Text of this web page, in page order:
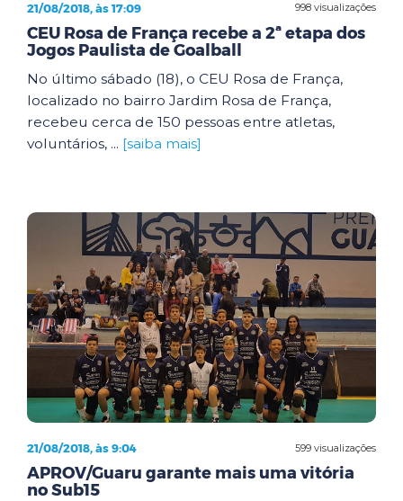
998 visualizações
21/08/2018, às 17:09
CEU Rosa de França recebe a 2ª etapa dos
Jogos Paulista de Goalball
No último sábado (18), o CEU Rosa de França,
localizado no bairro Jardim Rosa de França,
recebeu cerca de 150 pessoas entre atletas,
voluntários, ... [saiba mais]
599 visualizações
21/08/2018, às 9:04
APROV/Guaru garante mais uma vitória
no Sub15